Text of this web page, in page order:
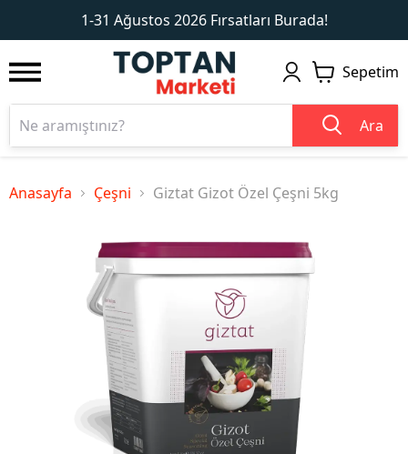
1-31 Ağustos 2026 Fırsatları Burada!
1 2
Sepetim
Ara
Anasayfa Çeşni Giztat Gizot Özel Çeşni 5kg